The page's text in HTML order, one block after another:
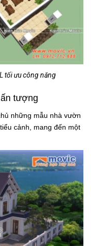
ưu công năng
tượng
những mẫu nhà vườn
cảnh, mang đến một